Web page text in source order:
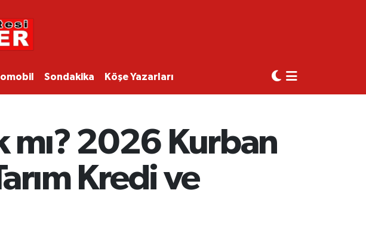
Sondakika Köşe Yazarları
mı? 2026 Kurban
Kredi ve